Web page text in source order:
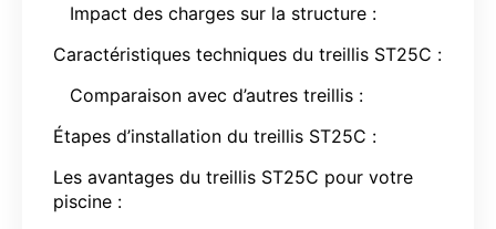
Impact des charges sur la structure :
Caractéristiques techniques du treillis ST25C :
Comparaison avec d’autres treillis :
Étapes d’installation du treillis ST25C :
Les avantages du treillis ST25C pour votre
piscine :